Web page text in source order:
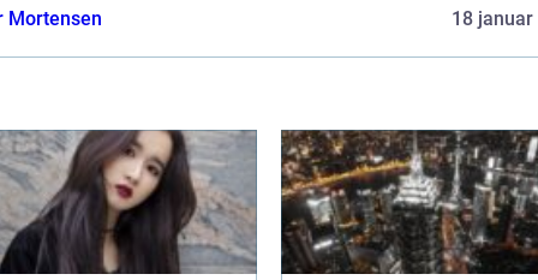
Mortensen 18 januar